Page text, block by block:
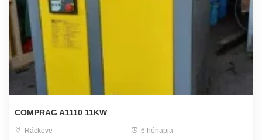
COMPRAG A1110 11KW
Ráckeve
6 hónapja